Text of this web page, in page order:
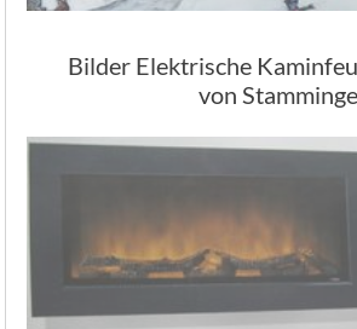
Bilder Elektrische
von